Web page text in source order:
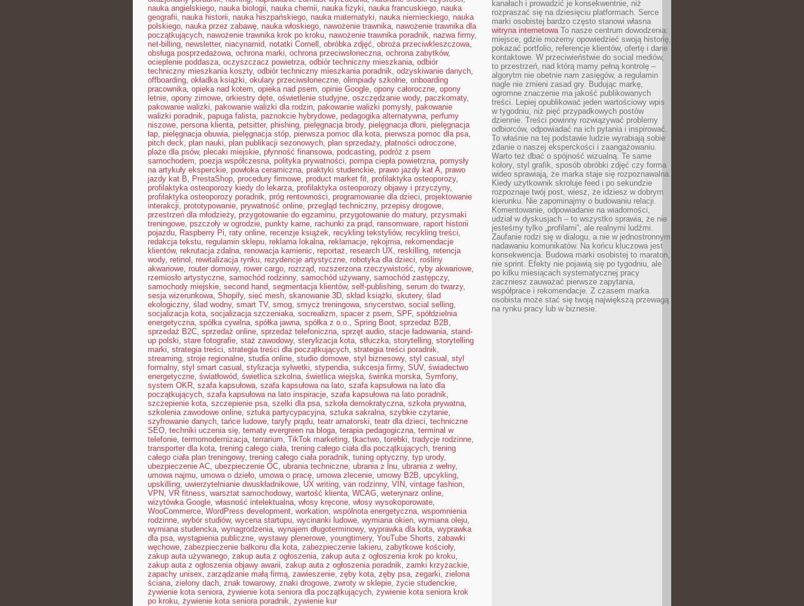
nauka angielskiego, nauka biologii, nauka chemii, nauka fizyki, nauka francuskiego, nauka
geografii, nauka historii, nauka hiszpańskiego, nauka matematyki, nauka niemieckiego, nauka
polskiego, nauka przez zabawę, nauka włoskiego, nawożenie trawnika, nawożenie trawnika dla
początkujących, nawożenie trawnika krok po kroku, nawożenie trawnika poradnik, nazwa firmy,
net-billing, newsletter, niacynamid, notatki Cornell , obróbka zdjęć, obroża przeciwkleszczowa,
obsługa posprzedażowa, ochrona marki, ochrona przeciwsłoneczna, ochrona zabytków,
ocieplenie poddasza, oczyszczacz powietrza, odbiór techniczny mieszkania, odbiór
techniczny mieszkania koszty, odbiór techniczny mieszkania poradnik, odzyskiwanie danych,
offboarding, okładka książki, okulary przeciwsłoneczne, olimpiady szkolne, onboarding
pracownika, opieka nad kotem, opieka nad psem, opinie Google, opony całoroczne, opony
letnie, opony zimowe, orkiestry dęte, oświetlenie studyjne, oszczędzanie wody, paczkomaty,
pakowanie walizki, pakowanie walizki dla rodzin, pakowanie walizki pomysły, pakowanie
walizki poradnik, papuga falista, paznokcie hybrydowe, pedagogika alternatywna, perfumy
niszowe, persona klienta, petsitter, phishing, pielęgnacja brody, pielęgnacja dłoni, pielęgnacja
łap, pielęgnacja obuwia, pielęgnacja stóp, pierwsza pomoc dla kota, pierwsza pomoc dla psa,
pitch deck, plan nauki, plan publikacji sezonowych, plan sprzedaży, płatności odroczone,
plaże dla psów, plecaki miejskie, płynność finansowa, podcasting, podróż z psem
samochodem, poezja współczesna, polityka prywatności, pompa ciepła powietrzna, pomysły
na artykuły eksperckie, powłoka ceramiczna, praktyki studenckie, prawo jazdy kat A, prawo
jazdy kat B, PrestaShop, procedury firmowe, product market fit, profilaktyka osteoporozy,
profilaktyka osteoporozy kiedy do lekarza, profilaktyka osteoporozy objawy i przyczyny,
profilaktyka osteoporozy poradnik, próg rentowności, programowanie dla dzieci, projektowanie
interakcji, prototypowanie, prywatność online, przegląd techniczny, przepisy drogowe,
przestrzeń dla młodzieży, przygotowanie do egzaminu, przygotowanie do matury, przysmaki
treningowe, pszczoły w ogrodzie, punkty karne, rachunki za prąd, ransomware, raport historii
pojazdu, Raspberry Pi, raty online, recenzje książek, recykling tekstyliów, recykling treści,
redakcja tekstu, regulamin sklepu, reklama lokalna, reklamacje, rękojmia, rekomendacje
klientów, rekrutacja zdalna, renowacja kamienic, reportaż, research UX, reskilling, retencja
wody, retinol , rewitalizacja rynku, rezydencje artystyczne, robotyka dla dzieci, rośliny
akwariowe, router domowy, rower cargo, rozrząd, rozszerzona rzeczywistość, ryby akwariowe,
rzemiosło artystyczne, samochód rodzinny, samochód używany, samochód zastępczy,
samochody miejskie, second hand, segmentacja klientów, self-publishing, serum do twarzy,
sesja wizerunkowa, Shopify, sieć mesh, skanowanie 3D, skład książki, skutery, ślad
ekologiczny, ślad wodny, smart TV, smog, smycz treningowa, snycerstwo, social selling,
socjalizacja kota, socjalizacja szczeniaka, socrealizm, spacer z psem, SPF, spółdzielnia
energetyczna, spółka cywilna, spółka jawna, spółka z o.o., Spring Boot, sprzedaż B2B,
sprzedaż B2C, sprzedaż online, sprzedaż telefoniczna, sprzęt audio, stacje ładowania, stand-
up polski, stare fotografie, staż zawodowy, sterylizacja kota, stłuczka, storytelling, storytelling
marki, strategia treści, strategia treści dla początkujących, strategia treści poradnik,
streaming, stroje regionalne, studia online, studio domowe, styl biznesowy, styl casual , styl
formalny, styl smart casual , stylizacja sylwetki, stypendia, sukcesja firmy, SUV, świadectwo
energetyczne, światłowód, świetlica szkolna, świetlica wiejska, świnka morska, Symfony,
system OKR, szafa kapsułowa, szafa kapsułowa na lato, szafa kapsułowa na lato dla
początkujących, szafa kapsułowa na lato inspiracje, szafa kapsułowa na lato poradnik,
szczepienie kota, szczepienie psa, szelki dla psa, szkoła demokratyczna, szkoła prywatna,
szkolenia zawodowe online, sztuka partycypacyjna, sztuka sakralna, szybkie czytanie,
szyfrowanie danych, tańce ludowe, taryfy prądu, teatr amatorski, teatr dla dzieci, techniczne
SEO, techniki uczenia się, tematy evergreen na bloga, terapia pedagogiczna, terminal w
telefonie, termomodernizacja, terrarium, TikTok marketing, tkactwo, torebki, tradycje rodzinne,
transporter dla kota, trening całego ciała, trening całego ciała dla początkujących, trening
całego ciała plan treningowy, trening całego ciała poradnik, tuning optyczny, typ urody,
ubezpieczenie AC, ubezpieczenie OC, ubrania techniczne, ubrania z lnu, ubrania z wełny,
umowa najmu, umowa o dzieło, umowa o pracę, umowa zlecenie, umowy B2B, upcykling,
upskilling, uwierzytelnianie dwuskładnikowe, UX writing, van rodzinny, VIN, vintage fashion,
VPN, VR fitness, warsztat samochodowy, wartość klienta, WCAG, weterynarz online,
wizytówka Google, własność intelektualna, włosy kręcone, włosy wysokoporowate,
WooCommerce, WordPress development, workation, wspólnota energetyczna, wspomnienia
rodzinne, wybór studiów, wycena startupu, wycinanki ludowe, wymiana okien, wymiana oleju,
wymiana studencka, wynagrodzenia, wynajem długoterminowy, wyprawka dla kota, wyprawka
dla psa, wystąpienia publiczne, wystawy plenerowe, youngtimery, YouTube Shorts, zabawki
węchowe, zabezpieczenie balkonu dla kota, zabezpieczenie lakieru, zabytkowe kościoły,
zakup auta używanego, zakup auta z ogłoszenia, zakup auta z ogłoszenia krok po kroku,
zakup auta z ogłoszenia objawy awarii, zakup auta z ogłoszenia poradnik, zamki krzyżackie,
zapachy unisex, zarządzanie małą firmą, zawieszenie, zęby kota, zęby psa, zegarki, zielona
ściana, zielony dach, znak towarowy, znaki drogowe, zwroty w sklepie, życie studenckie,
żywienie kota seniora, żywienie kota seniora dla początkujących, żywienie kota seniora krok
po kroku, żywienie kota seniora poradnik, żywienie kur
kanałach i prowadzić je konsekwentnie, niż
rozpraszać się na dziesięciu platformach. Serce
marki osobistej bardzo często stanowi własna
witryna internetowaTo nasze centrum dowodzenia:
miejsce, gdzie możemy opowiedzieć swoją historię,
pokazać portfolio, referencje klientów, ofertę i dane
kontaktowe. W przeciwieństwie do social mediów,
to przestrzeń, nad którą mamy pełną kontrolę –
algorytm nie obetnie nam zasięgów, a regulamin
nagle nie zmieni zasad gry. Budując markę,
ogromne znaczenie ma jakość publikowanych
treści. Lepiej opublikować jeden wartościowy wpis
w tygodniu, niż pięć przypadkowych postów
dziennie. Treści powinny rozwiązywać problemy
odbiorców, odpowiadać na ich pytania i inspirować.
To właśnie na tej podstawie ludzie wyrabiają sobie
zdanie o naszej eksperckości i zaangażowaniu.
Warto też dbać o spójność wizualną. Te same
kolory, styl grafik, sposób obróbki zdjęć czy forma
wideo sprawiają, że marka staje się rozpoznawalna.
Kiedy użytkownik skroluje feed i po sekundzie
rozpoznaje twój post, wiesz, że idziesz w dobrym
kierunku. Nie zapominajmy o budowaniu relacji.
Komentowanie, odpowiadanie na wiadomości,
udział w dyskusjach – to wszystko sprawia, że nie
jesteśmy tylko „profilami”, ale realnymi ludźmi.
Zaufanie rodzi się w dialogu, a nie w jednostronnym
nadawaniu komunikatów. Na końcu kluczowa jest
konsekwencja. Budowa marki osobistej to maraton,
nie sprint. Efekty nie pojawią się po tygodniu, ale
po kilku miesiącach systematycznej pracy
zaczniesz zauważać pierwsze zapytania,
współprace i rekomendacje. Z czasem marka
osobista może stać się twoją największą przewagą
na rynku pracy lub w biznesie.